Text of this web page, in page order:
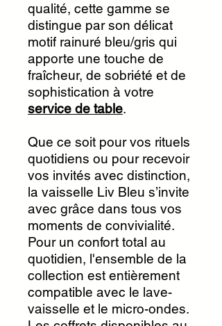
qualité, cette gamme se
distingue par son délicat
motif rainuré bleu/gris qui
apporte une touche de
fraîcheur, de sobriété et de
sophistication à votre
service de table.
Que ce soit pour vos rituels
quotidiens ou pour recevoir
vos invités avec distinction,
la vaisselle Liv Bleu s’invite
avec grâce dans tous vos
moments de convivialité.
Pour un confort total au
quotidien, l'ensemble de la
collection est entièrement
compatible avec le lave-
vaisselle et le micro-ondes.